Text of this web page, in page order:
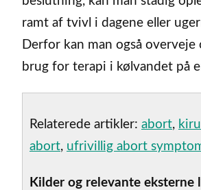
ramt af tvivl i dagene eller
Derfor kan man også overveje
brug for terapi i kølvandet på
Relaterede artikler: abort,
abort, ufrivillig abort
Kilder og relevante eksterne